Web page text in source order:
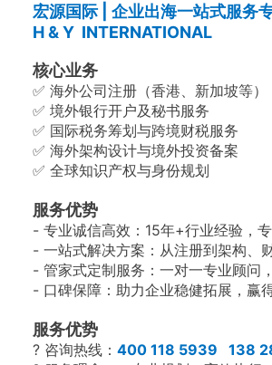
宏源国际 | 企业出海一站式服务
H & Y INTERNATIONAL
核心业务
✅ 海外公司注册（香港、新加坡等）
✅ 境外银行开户及秘书服务
✅ 国际税务筹划与跨境财税服务
✅ 海外架构设计与境外投资备案
✅ 全球知识产权与身份规划
服务优势
- 专业诚信高效：15年+行业经验，
- 一站式解决方案：从注册到架构
- 管家式定制服务：一对一专业顾问
- 口碑保障：助力企业稳健拓展，赢
服务优势
? 咨询热线：400 118 5939 138